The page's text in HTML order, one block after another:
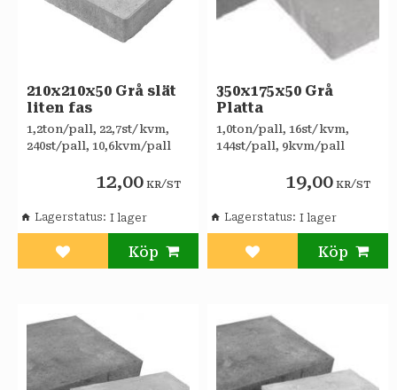
210x210x50 Grå slät
liten fas
1,2ton/pall, 22,7st/kvm,
240st/pall, 10,6kvm/pall
12,00 KR/ST
Lägg till i favoriter
Lagerstatus
350x175x50 Grå
Platta
1,0ton/pall, 16st/kvm,
144st/pall, 9kvm/pall
19,00 KR/ST
Lägg till i favoriter
Lagerstatus